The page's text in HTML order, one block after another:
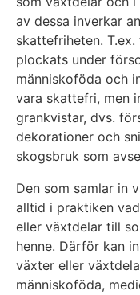
av dessa inverkar
skattefriheten.
plockats under
människoföda och
vara skattefri, men
grankvistar, dvs.
dekorationer och
skogsbruk som
Den som samlar in
alltid i praktiken
eller växtdelar till
henne. Därför kan
växter eller
människoföda,